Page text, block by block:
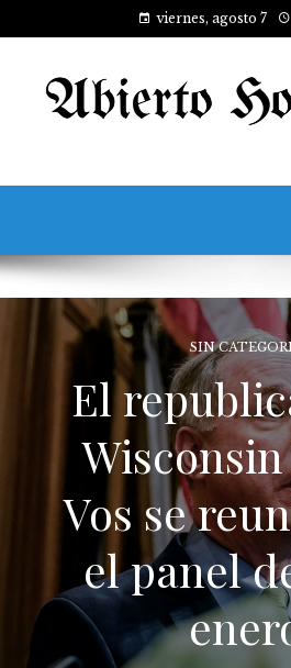
viernes, agosto 7
SIN
El
Vos se
el panel